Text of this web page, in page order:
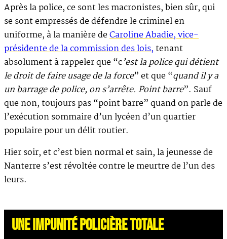
Après la police, ce sont les macronistes, bien sûr, qui
se sont empressés de défendre le criminel en
uniforme, à la manière deCaroline Abadie, vice-
présidente de la commission des lois, tenant
absolument à rappeler que “c’est la police qui détient
le droit de faire usage de la force” et que “quand il y a
un barrage de police, on s’arrête. Point barre”. Sauf
que non, toujours pas “point barre” quand on parle de
l’exécution sommaire d’un lycéen d’un quartier
populaire pour un délit routier.
Hier soir, et c’est bien normal et sain, la jeunesse de
Nanterre s’est révoltée contre le meurtre de l’un des
leurs.
UNE IMPUNITÉ POLICIÈRE TOTALE